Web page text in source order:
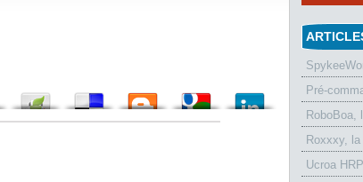
Pré-
RoboBoa,
Roxxxy,
Ucroa